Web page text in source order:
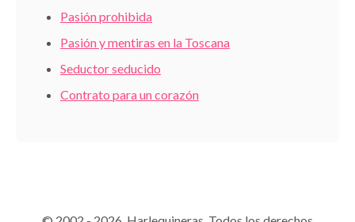
Pasión prohibida
Pasión y mentiras en la Toscana
Seductor seducido
Contrato para un corazón